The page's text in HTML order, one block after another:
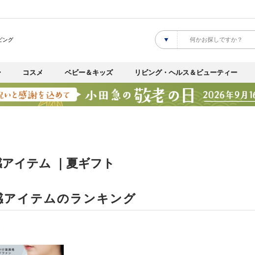
ング
コスメ ベビー＆キッズ リビング・ヘルス＆ビューティー
イテム ｜夏ギフト
アイテムのランキング